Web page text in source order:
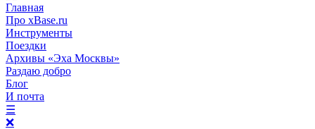
Главная
Про xBase.ru
Инструменты
Поездки
Архивы «Эха Москвы»
Раздаю добро
Блог
И почта
☰
❌